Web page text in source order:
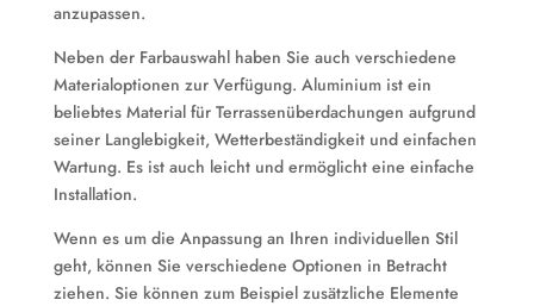
anzupassen.
Neben der Farbauswahl haben Sie auch verschiedene
Materialoptionen zur Verfügung. Aluminium ist ein
beliebtes Material für Terrassenüberdachungen aufgrund
seiner Langlebigkeit, Wetterbeständigkeit und einfachen
Wartung. Es ist auch leicht und ermöglicht eine einfache
Installation.
Wenn es um die Anpassung an Ihren individuellen Stil
geht, können Sie verschiedene Optionen in Betracht
ziehen. Sie können zum Beispiel zusätzliche Elemente